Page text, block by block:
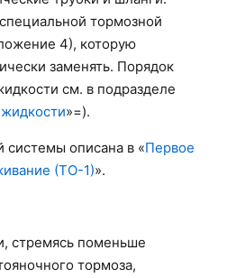
тормозной
4), которую
заменять. Порядок
см. в подразделе
»=).
системы описана в «Первое
(ТО-1)».
стремясь поменьше
тормоза,